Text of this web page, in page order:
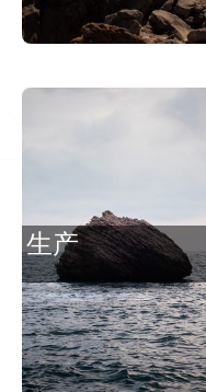
生产